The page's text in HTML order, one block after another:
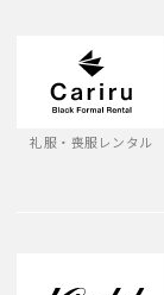
礼服・喪服レンタル